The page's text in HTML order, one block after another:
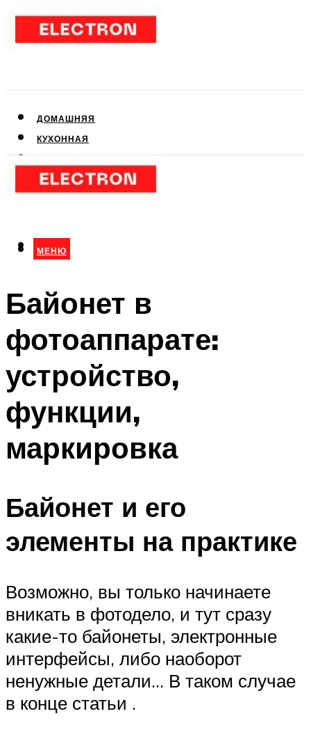
ДОМАШНЯЯ
КУХОННАЯ
КЛИМАТИЧЕСКАЯ
МЕНЮ
МЕНЮ
Байонет в
фотоаппарате:
устройство,
функции,
маркировка
Байонет и его
элементы на практике
Возможно, вы только начинаете
вникать в фотодело, и тут сразу
какие-то байонеты, электронные
интерфейсы, либо наоборот
ненужные детали… В таком случае
в конце статьи .